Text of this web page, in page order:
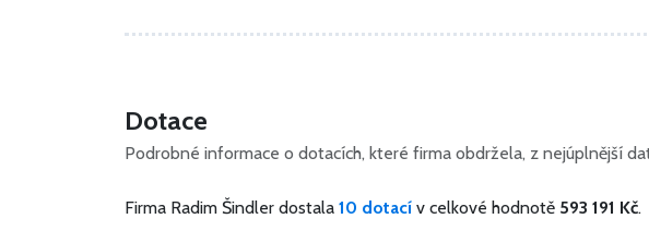
Dotace
Podrobné informace o dotacích, které firma obdržela, z nejúplnější
Firma Radim Šindler dostala 10 dotací v celkové hodnotě 593 191 Kč.